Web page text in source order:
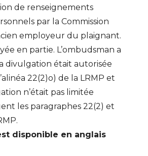
de renseignements
par la Commission
employeur du plaignant.
en partie. L’ombudsman a
divulgation était autorisée
22(2)o) de la LRMP et
n’était pas limitée
les paragraphes 22(2) et
disponible en anglais